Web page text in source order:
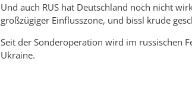
Und auch RUS hat Deutschland noch nicht
großzügiger Einflusszone, und bissl krude
Seit der Sonderoperation wird im russischen
Ukraine.